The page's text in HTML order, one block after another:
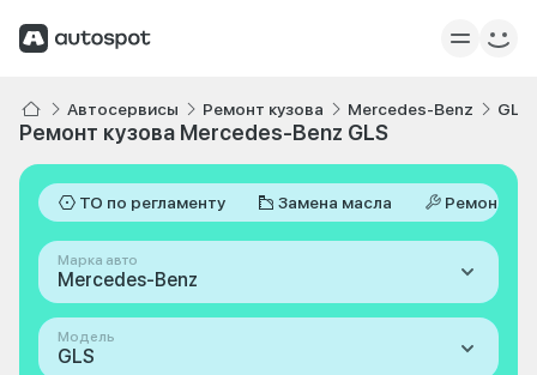
Автосервисы Ремонт кузова Mercedes-Benz GLS
Ремонт кузова Mercedes-Benz GLS
ТО по регламенту Замена масла Ремонт
Марка авто
Mercedes-Benz
Модель
GLS